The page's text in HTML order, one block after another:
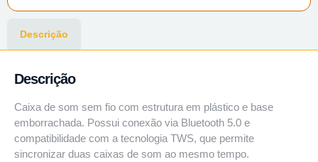
Descrição
Descrição
Caixa de som sem fio com estrutura em plástico e base
emborrachada. Possui conexão via Bluetooth 5.0 e
compatibilidade com a tecnologia TWS, que permite
sincronizar duas caixas de som ao mesmo tempo.